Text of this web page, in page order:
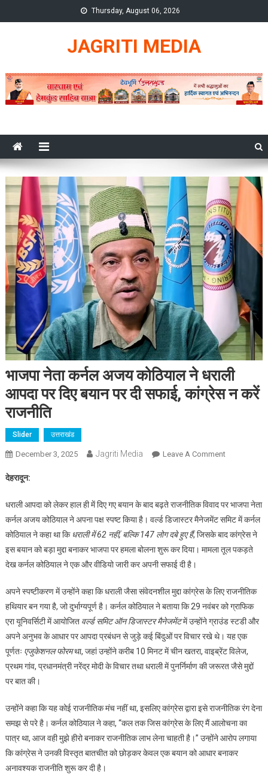
to
Thursday, August 06, 2026
JAGRITI MEDIA
भाजपा नेता कर्नल अजय कोठियाल ने धराली
आपदा पर दिए बयान पर दी सफाई, कांग्रेस न करें
राजनीति
Slider उत्तराखंड
December 3, 2025 Jagriti Media Leave A CommentOn
अजय
कोठियाल
ने
धराली
दिए
बयान
पर
दी
सफाई,
कांग्रेस
राजनीति
देहरादून:
धराली आपदा को लेकर हाल ही में दिए गए बयान के बाद बढ़ते राजनीतिक विवाद पर भाजपा नेता
कर्नल अजय कोठियाल ने अपना पक्ष स्पष्ट किया है। वर्ल्ड डिजास्टर मैनेजमेंट समिट में कर्नल
कोठियाल ने कहा था कि धराली में 62 नहीं, बल्कि 147 लोग दबे हुए हैं, जिसके बाद कांग्रेस ने
इस बयान को बड़ा मुद्दा बनाकर भाजपा पर हमला बोलना शुरू कर दिया। मामला तूल पकड़ते
देख कर्नल कोठियाल ने एक और वीडियो जारी कर अपनी सफाई दी है।
अपने स्पष्टीकरण में उन्होंने कहा कि धराली जैसा संवेदनशील मुद्दा कांग्रेस के लिए राजनीतिक
हथियार बन गया है, जो दुर्भाग्यपूर्ण है। कर्नल कोठियाल ने बताया कि 29 नवंबर को ग्राफिक
एरा यूनिवर्सिटी में आयोजित वर्ल्ड समिट ऑन डिजास्टर मैनेजमेंटमें उन्होंने ग्राउंड स्टडी और
अपने अनुभव के आधार पर आपदा प्रबंधन से जुड़े कई बिंदुओं पर विचार रखे थे। यह एक
पूर्णतः एजुकेशनल फोरमथा, जहां उन्होंने करीब 10 मिनट में चीन खतरा, वाइब्रेंट विलेज,
प्रथम गांव, प्रधानमंत्री नरेंद्र मोदी के विचार तथा धराली में पुनर्निर्माण की जरूरत जैसे मुद्दों
पर बात की।
उन्होंने कहा कि यह कोई राजनीतिक मंच नहीं था, इसलिए कांग्रेस द्वारा इसे राजनीतिक रंग देना
समझ से परे है। कर्नल कोठियाल ने कहा, “कल तक जिस कांग्रेस के लिए मैं आलोचना का
पात्र था, आज वही मुझे हीरो बनाकर राजनीतिक लाभ लेना चाहती है।” उन्होंने आरोप लगाया
कि कांग्रेस ने उनकी विस्तृत बातचीत को छोड़कर केवल एक बयान को आधार बनाकर
अनावश्यक राजनीति शुरू कर दी है।